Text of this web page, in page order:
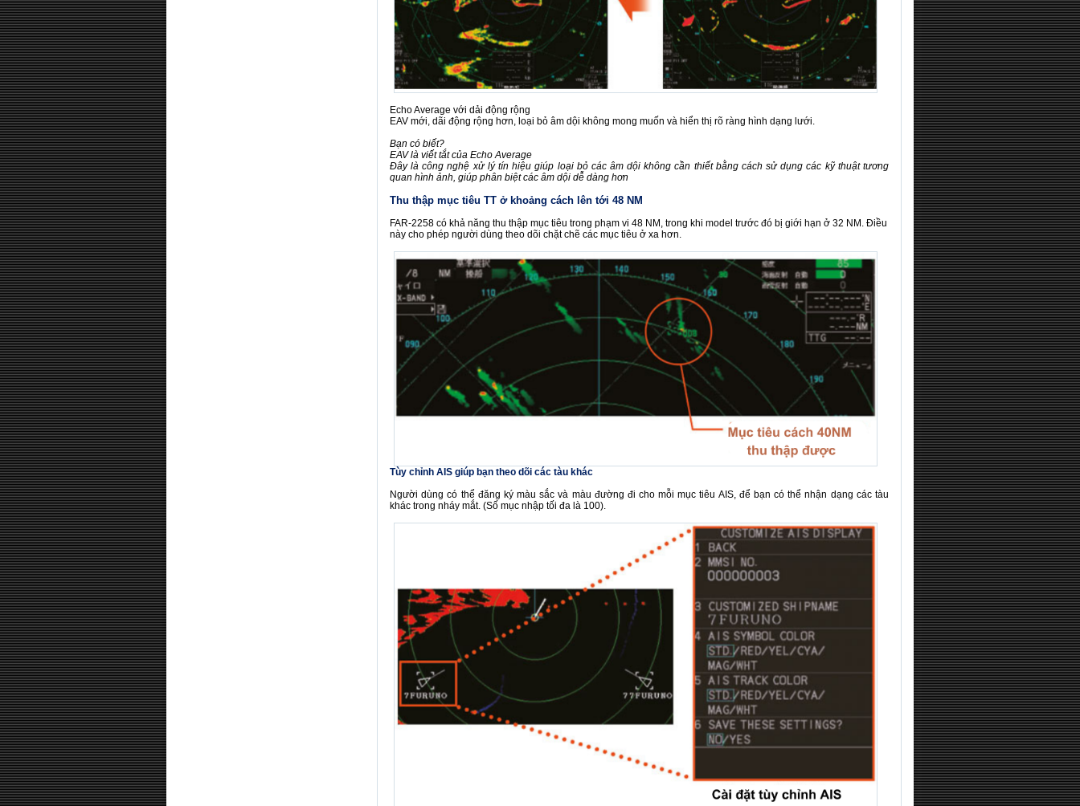
Echo Average với dải động rộng
EAV mới, dãi động rộng hơn, loại bỏ âm dội không mong muốn và hiển thị rõ ràng hình dạng lưới.
Bạn có biết?
EAV là viết tắt của Echo Average
Đây là công nghệ xử lý tín hiệu giúp loại bỏ các âm dội không cần thiết bằng cách sử dụng các kỹ thuật tương
quan hình ảnh, giúp phân biệt các âm dội dễ dàng hơn
Thu thập mục tiêu TT ở khoảng cách lên tới 48 NM
FAR-2258 có khả năng thu thập mục tiêu trong phạm vi 48 NM, trong khi model trước đó bị giới hạn ở 32 NM. Điều
này cho phép người dùng theo dõi chặt chẽ các mục tiêu ở xa hơn.
Tùy chỉnh AIS giúp bạn theo dõi các tàu khác
Người dùng có thể đăng ký màu sắc và màu đường đi cho mỗi mục tiêu AIS, để bạn có thể nhận dạng các tàu
khác trong nháy mắt. (Số mục nhập tối đa là 100).